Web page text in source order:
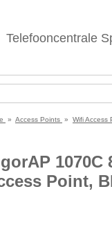
Telefooncentrale
» Access Points » Wifi Access
1070C
Point,